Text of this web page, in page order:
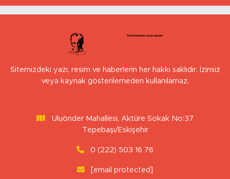
Sitemizdeki yazı, resim ve haberlerin her hakkı saklıdır. İzinsiz
veya kaynak gösterilemeden kullanılamaz.
Uluönder Mahallesi, Aktüre Sokak No:37
Tepebaşı/Eskişehir
0 (222) 503 16 76
[email protected]